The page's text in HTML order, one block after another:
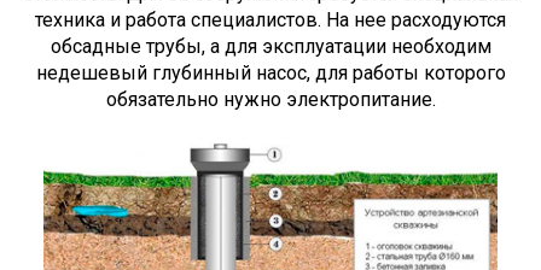
техника и работа специалистов. На нее расходуются
обсадные трубы, а для эксплуатации необходим
недешевый глубинный насос, для работы которого
обязательно нужно электропитание.